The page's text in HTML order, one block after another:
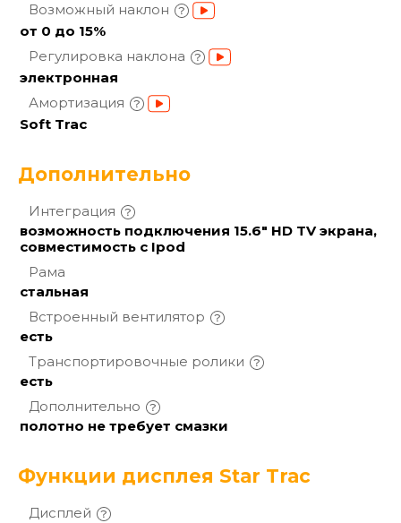
Возможный наклон
от 0 до 15%
Регулировка наклона
электронная
Амортизация
Soft Trac
Дополнительно
Интеграция
возможность подключения 15.6" НD TV экрана,
совместимость с Ipod
Рама
стальная
Встроенный вентилятор
есть
Транспортировочные ролики
есть
Дополнительно
полотно не требует смазки
Функции дисплея Star Trac
Дисплей